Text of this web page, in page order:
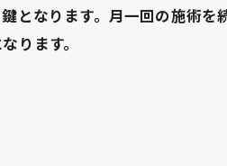
となります。月一回の施術を
ります。